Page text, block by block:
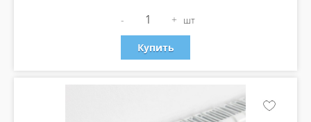
- + шт
Купить